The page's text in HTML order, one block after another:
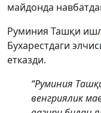
майдонда
Руминия Ташқи
Бухарестдаги
етказди.
“Руминия
венгриялик